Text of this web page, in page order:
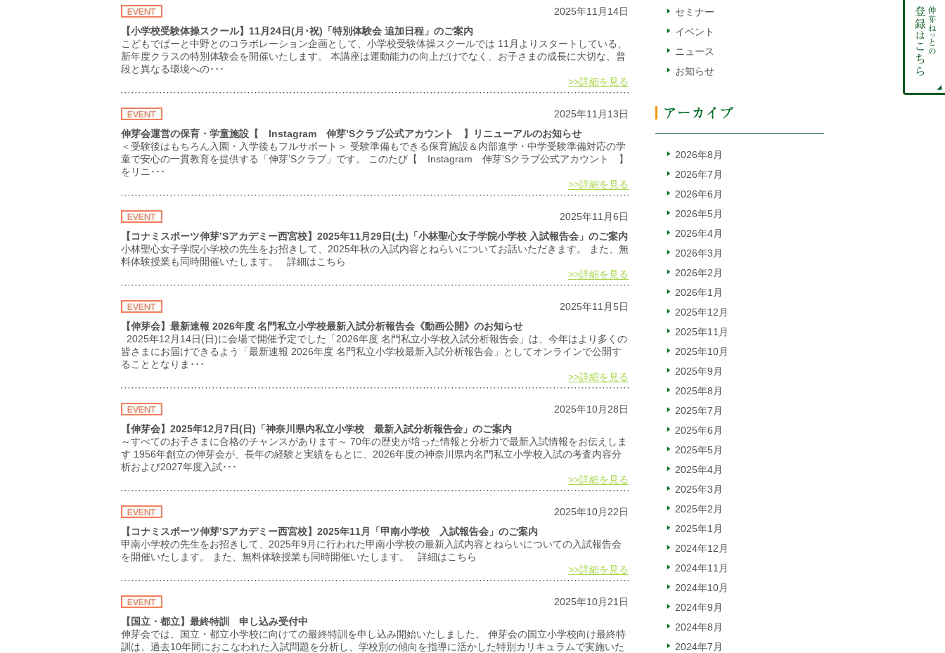
2025年11月14日
【小学校受験体操スクール】11月24日(月･祝)「特別体験会 追加日程」のご案内
こどもでぱーと中野とのコラボレーション企画として、小学校受験体操スクールでは 11月よりスタートしている、
新年度クラスの特別体験会を開催いたします。 本講座は運動能力の向上だけでなく、お子さまの成長に大切な、普
段と異なる環境への･･･
>>詳細を見る
2025年11月13日
伸芽会運営の保育・学童施設【 Instagram 伸芽’Sクラブ公式アカウント 】リニューアルのお知らせ
＜受験後はもちろん入園・入学後もフルサポート＞ 受験準備もできる保育施設＆内部進学・中学受験準備対応の学
童で安心の一貫教育を提供する「伸芽’Sクラブ」です。 このたび【 Instagram 伸芽’Sクラブ公式アカウント 】
をリニ･･･
>>詳細を見る
2025年11月6日
【コナミスポーツ伸芽’Sアカデミー西宮校】2025年11月29日(土)「小林聖心女子学院小学校 入試報告会」のご案内
小林聖心女子学院小学校の先生をお招きして、2025年秋の入試内容とねらいについてお話いただきます。 また、無
料体験授業も同時開催いたします。 詳細はこちら
>>詳細を見る
2025年11月5日
【伸芽会】最新速報 2026年度 名門私立小学校最新入試分析報告会《動画公開》のお知らせ
2025年12月14日(日)に会場で開催予定でした「2026年度 名門私立小学校入試分析報告会」は、今年はより多くの
皆さまにお届けできるよう「最新速報 2026年度 名門私立小学校最新入試分析報告会」としてオンラインで公開す
ることとなりま･･･
>>詳細を見る
2025年10月28日
【伸芽会】2025年12月7日(日)「神奈川県内私立小学校 最新入試分析報告会」のご案内
～すべてのお子さまに合格のチャンスがあります～ 70年の歴史が培った情報と分析力で最新入試情報をお伝えしま
す 1956年創立の伸芽会が、長年の経験と実績をもとに、2026年度の神奈川県内名門私立小学校入試の考査内容分
析および2027年度入試･･･
>>詳細を見る
2025年10月22日
【コナミスポーツ伸芽’Sアカデミー西宮校】2025年11月「甲南小学校 入試報告会」のご案内
甲南小学校の先生をお招きして、2025年9月に行われた甲南小学校の最新入試内容とねらいについての入試報告会
を開催いたします。 また、無料体験授業も同時開催いたします。 詳細はこちら
>>詳細を見る
2025年10月21日
【国立・都立】最終特訓 申し込み受付中
伸芽会では、国立・都立小学校に向けての最終特訓を申し込み開始いたしました。 伸芽会の国立小学校向け最終特
訓は、過去10年間におこなわれた入試問題を分析し、学校別の傾向を指導に活かした特別カリキュラムで実施いた
セミナー
イベント
ニュース
お知らせ
2026年8月
2026年7月
2026年6月
2026年5月
2026年4月
2026年3月
2026年2月
2026年1月
2025年12月
2025年11月
2025年10月
2025年9月
2025年8月
2025年7月
2025年6月
2025年5月
2025年4月
2025年3月
2025年2月
2025年1月
2024年12月
2024年11月
2024年10月
2024年9月
2024年8月
2024年7月